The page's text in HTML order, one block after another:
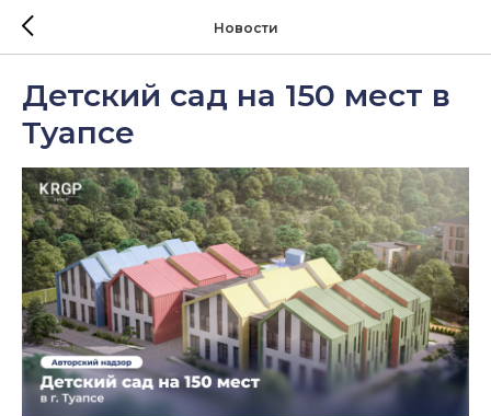
Новости
Детский сад на 150 мест в
Туапсе